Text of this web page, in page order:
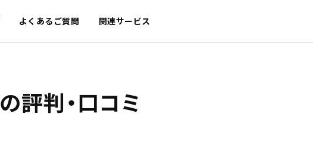
よくあるご質問 関連サービス
の評判・口コミ